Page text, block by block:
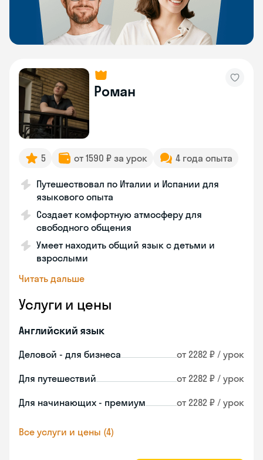
Роман
5 от 1590 ₽ за урок 4 года опыта
Путешествовал по Италии и Испании для
языкового опыта
Создает комфортную атмосферу для
свободного общения
Умеет находить общий язык с детьми и
взрослыми
Читать дальше
Услуги и цены
Английский язык
Деловой - для бизнеса от 2282 ₽ / урок
Для путешествий от 2282 ₽ / урок
Для начинающих - премиум от 2282 ₽ / урок
Все услуги и цены (4)